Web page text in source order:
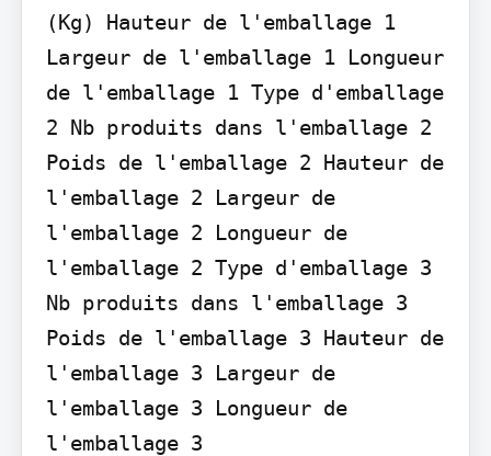
(Kg) Hauteur de l'emballage 1
Largeur de l'emballage 1 Longueur
de l'emballage 1 Type d'emballage
2 Nb produits dans l'emballage 2
Poids de l'emballage 2 Hauteur de
l'emballage 2 Largeur de
l'emballage 2 Longueur de
l'emballage 2 Type d'emballage 3
Nb produits dans l'emballage 3
Poids de l'emballage 3 Hauteur de
l'emballage 3 Largeur de
l'emballage 3 Longueur de
l'emballage 3